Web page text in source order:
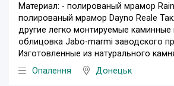
Материал: - полированый мрамор
полированый мрамор Dayno Reale
другие легко монтируемые каминные
облицовка Jabo-marmi заводского
Изготовленные из натурального
Опалення
Донецьк